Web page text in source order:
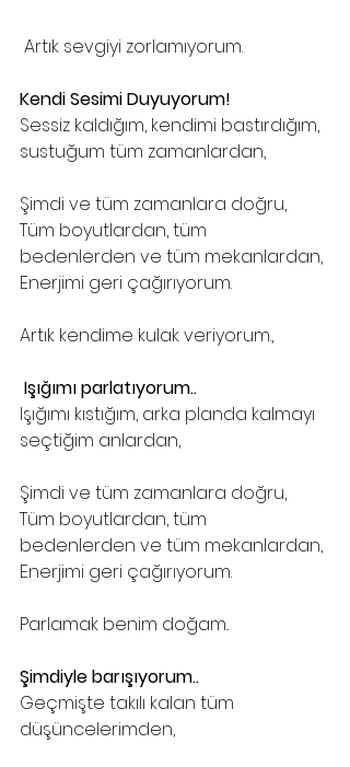
Artık sevgiyi zorlamıyorum.
Kendi Sesimi Duyuyorum!
Sessiz kaldığım, kendimi bastırdığım,
sustuğum tüm zamanlardan,
Şimdi ve tüm zamanlara doğru,
Tüm boyutlardan, tüm
bedenlerden ve tüm mekanlardan,
Enerjimi geri çağırıyorum.
Artık kendime kulak veriyorum.,
Işığımı parlatıyorum..
Işığımı kıstığım, arka planda kalmayı
seçtiğim anlardan,
Şimdi ve tüm zamanlara doğru,
Tüm boyutlardan, tüm
bedenlerden ve tüm mekanlardan,
Enerjimi geri çağırıyorum.
Parlamak benim doğam..
Şimdiyle barışıyorum..
Geçmişte takılı kalan tüm
düşüncelerimden,